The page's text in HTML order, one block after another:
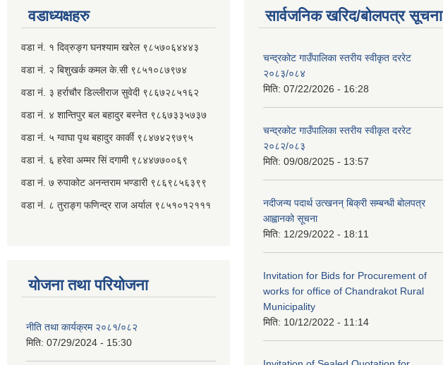
वडाध्यक्षहरु
वडा नं. १ दिव्रुङ्ग घनश्याम खरेल ९८५७०६४४४३
वडा नं. २ ‌‍बिशुखर्क कमल के.सी ९८५१०८७९७४
वडा नं. ३ हर्राचौर डिल्लीराज सुवेदी ९८६७२८५१६२
वडा नं. ४ शान्तिपुर बल बहादुर बस्नेत​ ९८६७३३५७३७
वडा नं. ५ ग्वाघा पृथ बहादुर कार्की ९८४७४२९७९५
वडा नं. ६ हरेवा अम्मर सिं दगामी​ ९८४४७७००६९
वडा नं. ७ ‌‍रुपाकोट अनन्तराम भण्डारी ९८६९८५६३९९
वडा नं. ८ तुराङ्ग फणिन्द्र राज अर्याल ९८५१०१२१११
योजना तथा परियोजना
नीति तथा कार्यक्रम २०८१/०८२
मिति: 07/29/2024 - 15:30
सार्वजनिक खरिद/बोलपत्र सूचना
चन्द्रकोट गाउँपालिका स्तरीय स्वीकृत दररेट
२०८३/०८४
मिति: 07/22/2026 - 16:28
चन्द्रकोट गाउँपालिका स्तरीय स्वीकृत दररेट
२०८२/०८३
मिति: 09/08/2025 - 13:57
नदीजन्य पदार्थ उत्खनन् बिक्री सम्बन्धी बोलपत्र
आह्वानको सूचना
मिति: 12/29/2022 - 18:11
Invitation for Bids for Procurement of
works for office of Chandrakot Rural
Municipality
मिति: 10/12/2022 - 11:14